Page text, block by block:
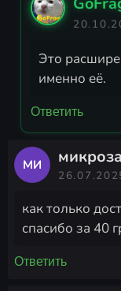
Это
именно её.
Ответить
МИ
как только
спасибо за 40
Ответить